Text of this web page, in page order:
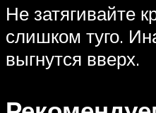
Не затягивайте
слишком туго.
выгнутся вверх.